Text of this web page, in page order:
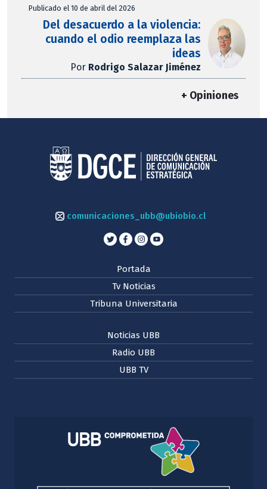
Publicado el 10 de abril del 2026
Del desacuerdo a la violencia:
cuando el odio reemplaza las
ideas
Por Rodrigo Salazar Jiménez
+ Opiniones
comunicaciones_ubb@ubiobio.cl
Portada
Tv Noticias
Tribuna Universitaria
Noticias UBB
Radio UBB
UBB TV